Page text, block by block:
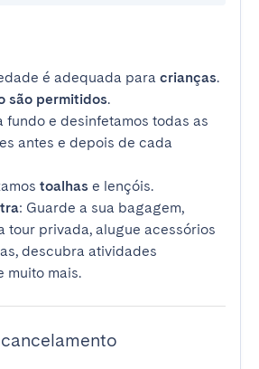
é adequada para crianças.
são permitidos.
fundo e desinfetamos todas as
antes e depois de cada
toalhas e lençóis.
: Guarde a sua bagagem,
tour privada, alugue acessórios
descubra atividades
muito mais.